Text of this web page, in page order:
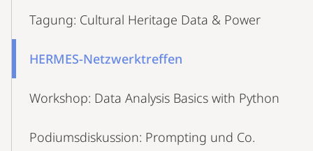
Tagung: Cultural Heritage Data & Power
HERMES-Netzwerktreffen
Workshop: Data Analysis Basics with Python
Podiumsdiskussion: Prompting und Co.